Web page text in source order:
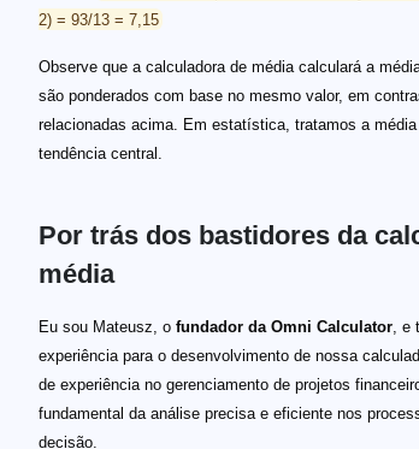
2) = 93/13 = 7,15
Observe que a calculadora de média calculará a
são ponderados com base no mesmo valor, em
relacionadas acima. Em estatística, tratamos a
tendência central.
Por trás dos bastidores da
média
Eu sou Mateusz, o fundador da Omni Calculator, e
experiência para o desenvolvimento de nossa
de experiência no gerenciamento de projetos
fundamental da análise precisa e eficiente nos
decisão.